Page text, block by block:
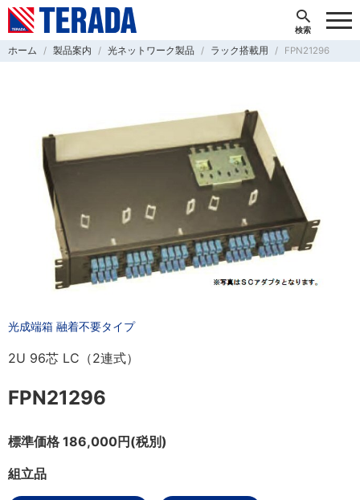
ホーム 製品案内 光ネットワーク製品 ラック搭載用 FPN21296
光成端箱 融着不要タイプ
2U 96芯 LC（2連式）
FPN21296
標準価格 186,000円(税別)
組立品